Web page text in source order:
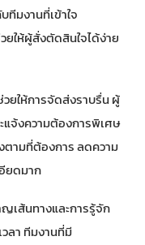
มงานที่เข้าใจ
ยให้ผู้สั่งตัดสินใจได้ง่าย
ยให้การจัดส่งราบรื่น ผู้
แจ้งความต้องการพิเศษ
ตามที่ต้องการ ลดความ
ยดมาก
เส้นทางและการรู้จัก
ลา ทีมงานที่มี